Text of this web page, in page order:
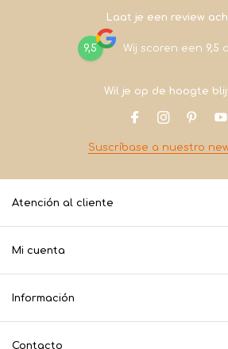
Laat je een review
9,5 Wij scoren een 9,5
Wil je op de hoogte
Suscríbase a nuestro
Atención al cliente
Mi cuenta
Información
Contacto